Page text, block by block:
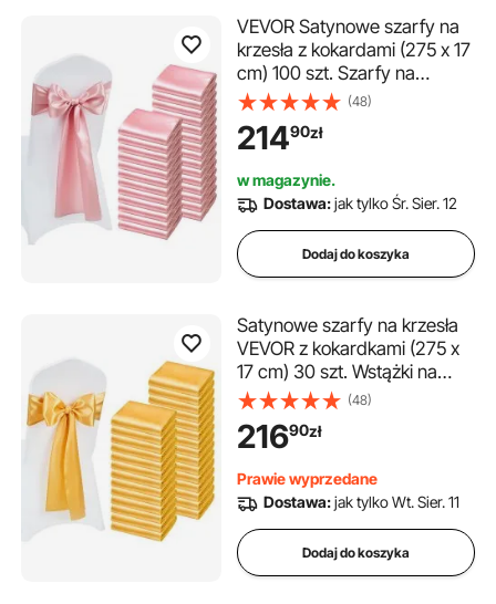
VEVOR Satynowe szarfy na
krzesła z kokardami (275 x 17
cm) 100 szt. Szarfy na
krzesła do wiązania, szarfy
na krzesła weselne,
dekoracje bankietowe,
bankietowe, kokardy na
krzesła, różowe złoto
(48)
21490zł
w magazynie.
Dostawa:jak tylko Śr. Sier. 12
Dodaj do koszyka
Satynowe szarfy na krzesła
VEVOR z kokardkami (275 x
17 cm) 30 szt. Wstążki na
krzesła do krawatów, wstążki
na krzesła na wesela,
przyjęcia, dekoracje
pokrowce na krzesła
bankietowe, złote kokardy na
krzesła
(48)
21690zł
Prawie wyprzedane
Dostawa:jak tylko Wt. Sier. 11
Dodaj do koszyka